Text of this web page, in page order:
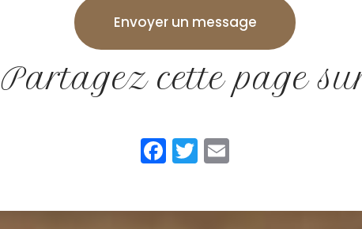
Envoyer un message
Partagez cette page
Facebook
Twitter